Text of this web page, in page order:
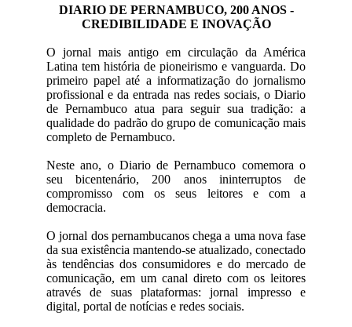
DIARIO DE PERNAMBUCO, 200 ANOS -
CREDIBILIDADE E INOVAÇÃO
O jornal mais antigo em circulação da América
Latina tem história de pioneirismo e vanguarda. Do
primeiro papel até a informatização do jornalismo
profissional e da entrada nas redes sociais, o Diario
de Pernambuco atua para seguir sua tradição: a
qualidade do padrão do grupo de comunicação mais
completo de Pernambuco.
Neste ano, o Diario de Pernambuco comemora o
seu bicentenário, 200 anos ininterruptos de
compromisso com os seus leitores e com a
democracia.
O jornal dos pernambucanos chega a uma nova fase
da sua existência mantendo-se atualizado, conectado
às tendências dos consumidores e do mercado de
comunicação, em um canal direto com os leitores
através de suas plataformas: jornal impresso e
digital, portal de notícias e redes sociais.